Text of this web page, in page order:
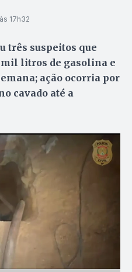
17h32
três suspeitos que
litros de gasolina e
ação ocorria por
cavado até a